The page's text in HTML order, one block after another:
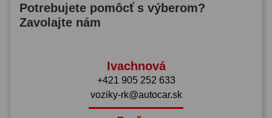
Potrebujete pomôcť s výberom?
Zavolajte nám
Ivachnová
+421 905 252 633
voziky-rk@autocar.sk